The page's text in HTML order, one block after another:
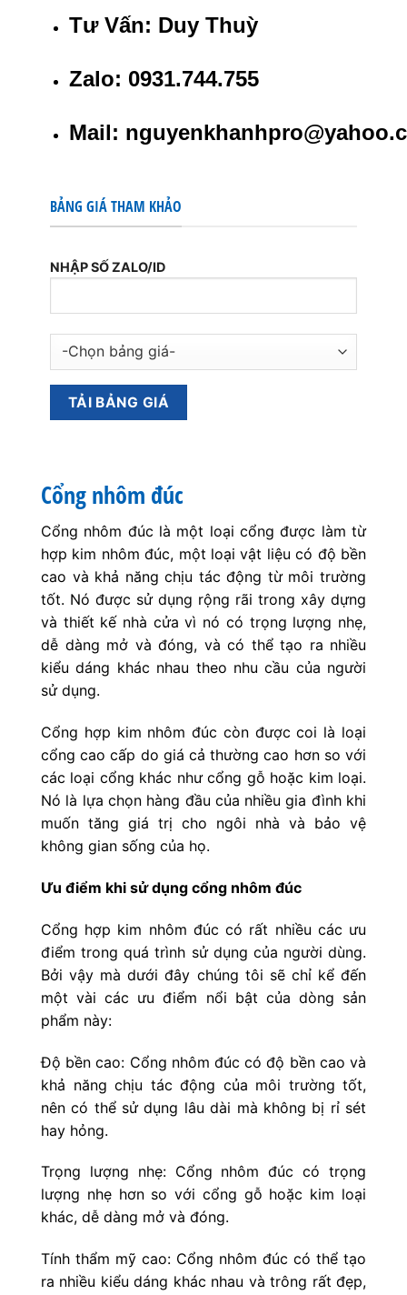
Tư Vấn: Duy Thuỳ
Zalo: 0931.744.755
Mail:
BẢNG GIÁ THAM KHẢO
NHẬP SỐ ZALO/ID
Cổng nhôm đúc
Cổng nhôm đúc là một loại cổng được làm từ
hợp kim nhôm đúc, một loại vật liệu có độ bền
cao và khả năng chịu tác động từ môi trường
tốt. Nó được sử dụng rộng rãi trong xây dựng
và thiết kế nhà cửa vì nó có trọng lượng nhẹ,
dễ dàng mở và đóng, và có thể tạo ra nhiều
kiểu dáng khác nhau theo nhu cầu của người
sử dụng.
Cổng hợp kim nhôm đúc còn được coi là loại
cổng cao cấp do giá cả thường cao hơn so với
các loại cổng khác như cổng gỗ hoặc kim loại.
Nó là lựa chọn hàng đầu của nhiều gia đình khi
muốn tăng giá trị cho ngôi nhà và bảo vệ
không gian sống của họ.
Ưu điểm khi sử dụng cổng nhôm đúc
Cổng hợp kim nhôm đúc có rất nhiều các ưu
điểm trong quá trình sử dụng của người dùng.
Bởi vậy mà dưới đây chúng tôi sẽ chỉ kể đến
một vài các ưu điểm nổi bật của dòng sản
phẩm này:
Độ bền cao: Cổng nhôm đúc có độ bền cao và
khả năng chịu tác động của môi trường tốt,
nên có thể sử dụng lâu dài mà không bị rỉ sét
hay hỏng.
Trọng lượng nhẹ: Cổng nhôm đúc có trọng
lượng nhẹ hơn so với cổng gỗ hoặc kim loại
khác, dễ dàng mở và đóng.
Tính thẩm mỹ cao: Cổng nhôm đúc có thể tạo
ra nhiều kiểu dáng khác nhau và trông rất đẹp,